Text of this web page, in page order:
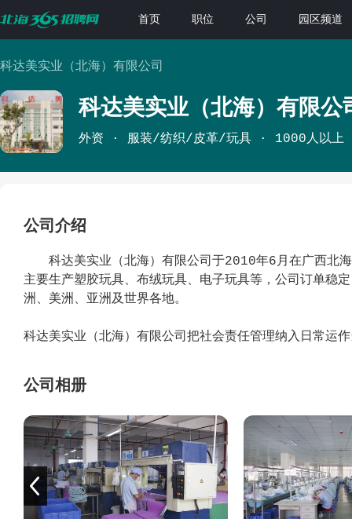
首页 职位 公司 园区频道
科达美实业（北海）有限公司
科达美实业（北海）有限公
外资 服装/纺织/皮革/玩具 1000人以上
公司介绍
科达美实业（北海）有限公司于2010年6月在广西北
主要生产塑胶玩具、布绒玩具、电子玩具等，公司订单稳
洲、美洲、亚洲及世界各地。
科达美实业（北海）有限公司把社会责任管理纳入日常运
远的发展前景。公司在顺利承接香港总公司和深圳公司业
户的认可，而且受到社会各界的好评。
公司地址：广西北海市北海工业园区西南大道68号
联系电话：0779-3133636
公司相册